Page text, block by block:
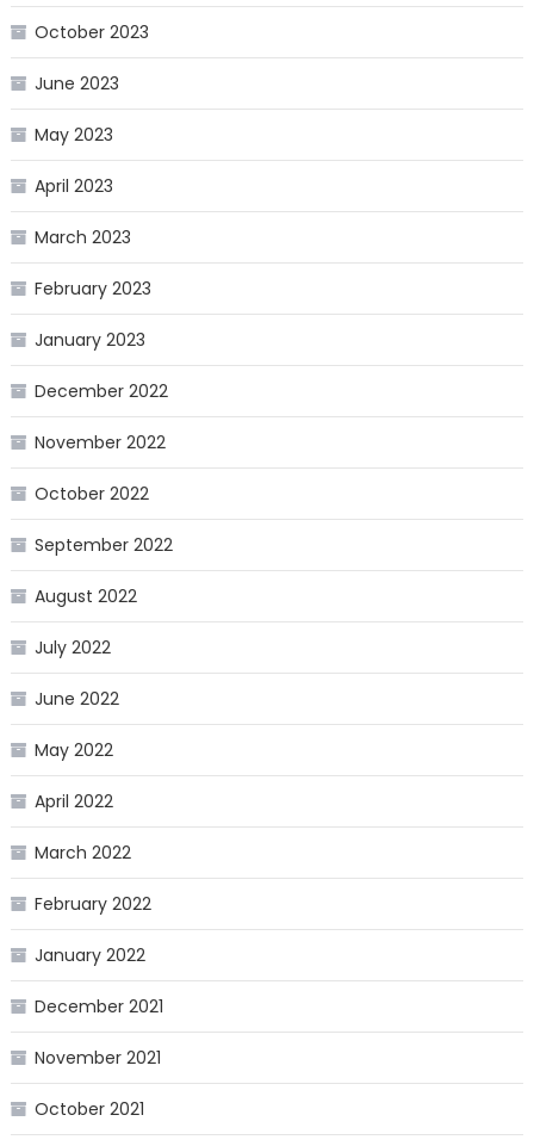
October 2023
June 2023
May 2023
April 2023
March 2023
February 2023
January 2023
December 2022
November 2022
October 2022
September 2022
August 2022
July 2022
June 2022
May 2022
April 2022
March 2022
February 2022
January 2022
December 2021
November 2021
October 2021